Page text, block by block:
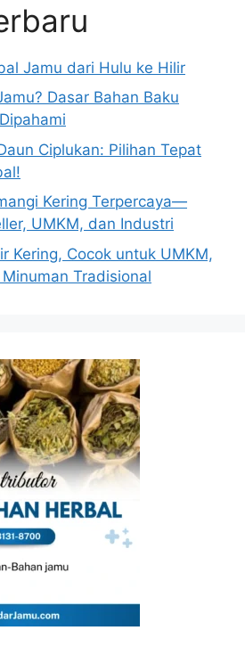
Jamu dari Hulu ke Hilir
Dasar Bahan Baku
Ciplukan: Pilihan Tepat
Kering Terpercaya—
UMKM, dan Industri
Kering, Cocok untuk UMKM,
Tradisional